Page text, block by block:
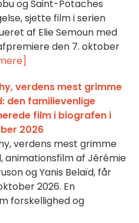
og Saint-Potaches
sjette film i serien
af Elie Semoun med
den 7. oktober
verdens mest grimme
den familievenlige
film i biografen i
2026
verdens mest grimme
animationsfilm af Jérémie
og Yanis Belaïd, får
2026. En
forskellighed og